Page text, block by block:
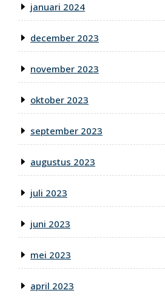
januari 2024
december 2023
november 2023
oktober 2023
september 2023
augustus 2023
juli 2023
juni 2023
mei 2023
april 2023